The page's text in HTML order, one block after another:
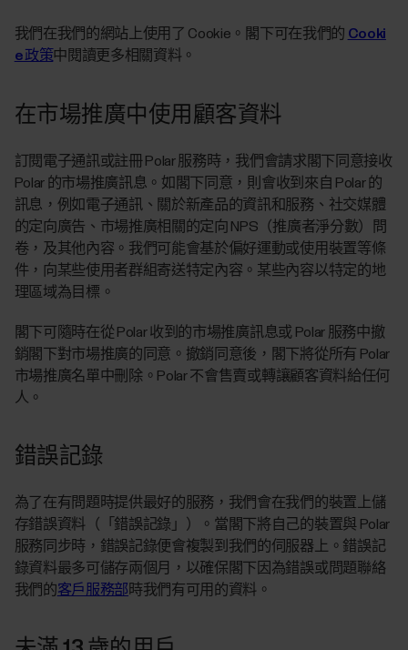
我們在我們的網站上使用了 Cookie。閣下可在我們的 Cooki
e 政策中閱讀更多相關資料。
在市場推廣中使用顧客資料
訂閱電子通訊或註冊 Polar 服務時，我們會請求閣下同意接收
Polar 的市場推廣訊息。如閣下同意，則會收到來自 Polar 的
訊息，例如電子通訊、關於新產品的資訊和服務、社交媒體
的定向廣告、市場推廣相關的定向 NPS（推廣者淨分數）問
卷，及其他內容。我們可能會基於偏好運動或使用裝置等條
件，向某些使用者群組寄送特定內容。某些內容以特定的地
理區域為目標。
閣下可隨時在從 Polar 收到的市場推廣訊息或 Polar 服務中撤
銷閣下對市場推廣的同意。撤銷同意後，閣下將從所有 Polar
市場推廣名單中刪除。Polar 不會售賣或轉讓顧客資料給任何
人。
錯誤記錄
為了在有問題時提供最好的服務，我們會在我們的裝置上儲
存錯誤資料（「錯誤記錄」）。當閣下將自己的裝置與 Polar
服務同步時，錯誤記錄便會複製到我們的伺服器上。錯誤記
錄資料最多可儲存兩個月，以確保閣下因為錯誤或問題聯絡
我們的客戶服務部時我們有可用的資料。